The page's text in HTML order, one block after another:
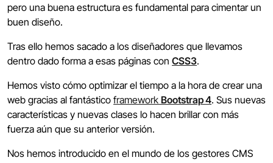
pero una buena estructura es fundamental para cimentar un
buen diseño.
Tras ello hemos sacado a los diseñadores que llevamos
dentro dado forma a esas páginas con CSS3.
Hemos visto cómo optimizar el tiempo a la hora de crear una
web gracias al fantástico framework Bootstrap 4. Sus nuevas
características y nuevas clases lo hacen brillar con más
fuerza aún que su anterior versión.
Nos hemos introducido en el mundo de los gestores CMS